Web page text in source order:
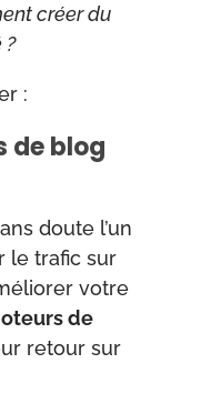
créer du
?
:
de blog
doute l’un
le trafic sur
votre
de
retour sur